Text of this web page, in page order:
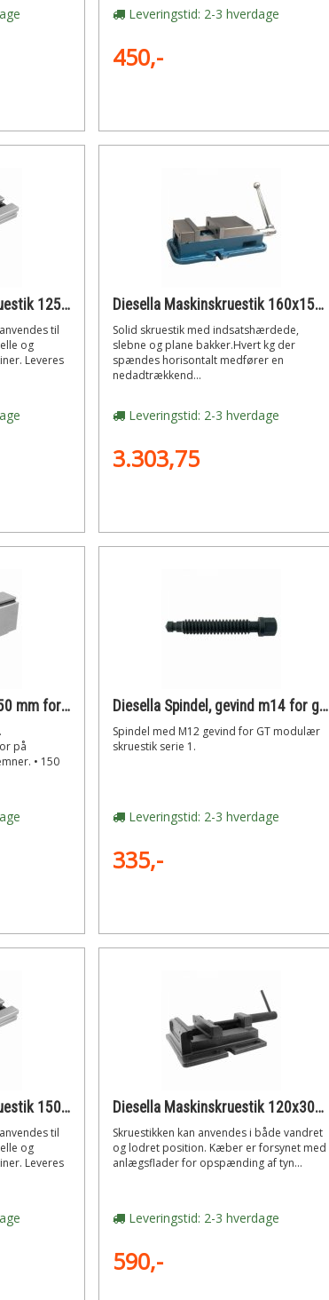
Leveringstid: 2-3 hverdage
450,-
Diesella Præcisions skruestik 125x150 mm incl. tilbehør
til
og
Leveres
Diesella Maskinskruestik 160x150 mm
Solid skruestik med indsatshærdede,
slebne og plane bakker.Hvert kg der
spændes horisontalt medfører en
nedadtrækkend...
Leveringstid: 2-3 hverdage
3.303,75
Diesella Center bakke 150 mm for gt skruestik (serie 3)
på
• 150
Diesella Spindel, gevind m14 for gt skruestik serie 1
Spindel med M12 gevind for GT modulær
skruestik serie 1.
Leveringstid: 2-3 hverdage
335,-
Diesella Præcisions skruestik 150x300 mm incl. tilbehør
til
og
Leveres
Diesella Maskinskruestik 120x30x100 mm
Skruestikken kan anvendes i både vandret
og lodret position. Kæber er forsynet med
anlægsflader for opspænding af tyn...
Leveringstid: 2-3 hverdage
590,-